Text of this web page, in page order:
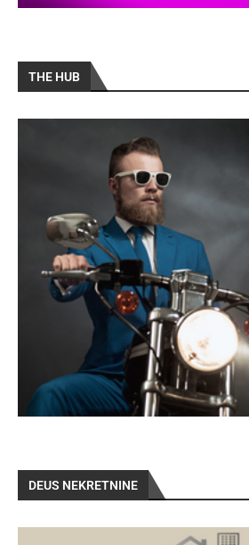
THE HUB
DEUS NEKRETNINE